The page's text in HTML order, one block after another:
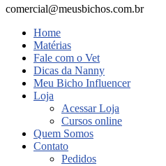
comercial@meusbichos.com.br
Home
Matérias
Fale com o Vet
Dicas da Nanny
Meu Bicho Influencer
Loja
Acessar Loja
Cursos online
Quem Somos
Contato
Pedidos